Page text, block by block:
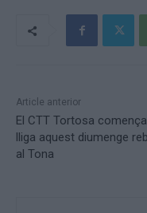
Article anterior
El CTT Tortosa
lliga aquest diumenge
al Tona